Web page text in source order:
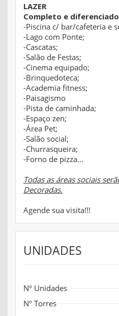
LAZER
Completo e
-Piscina c/ bar/cafeteria e
-Lago com Ponte;
-Cascatas;
-Salão de Festas;
-Cinema equipado;
-Brinquedoteca;
-Academia fitness;
-Paisagismo
-Pista de caminhada;
-Espaço zen;
-Área Pet;
-Salão social;
-Churrasqueira;
-Forno de pizza...
Todas as áreas sociais
Decoradas.
Agende sua visita!!!
UNIDADES
Nº Unidades
Nº Torres